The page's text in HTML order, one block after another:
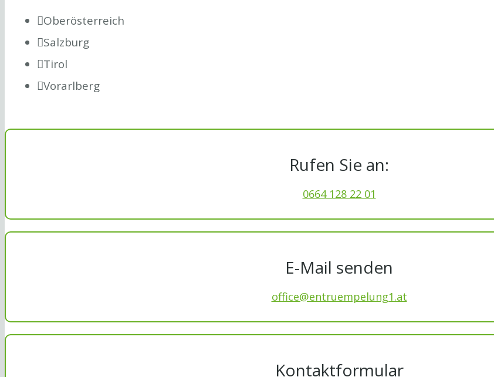
Oberösterreich
Salzburg
Tirol
Vorarlberg
Rufen Sie an:
0664 128 22 01
E-Mail senden
office@entruempelung1.at
Kontaktformular